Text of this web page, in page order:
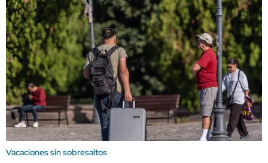
Vacaciones sin sobresaltos